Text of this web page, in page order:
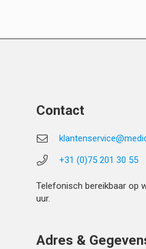
Contact
+31 (0)75 201 30 55
Telefonisch bereikbaar op
uur.
Adres &